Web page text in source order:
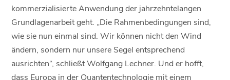
kommerzialisierte Anwendung der jahrzehntelangen
Grundlagenarbeit geht. „Die Rahmenbedingungen sind,
wie sie nun einmal sind. Wir können nicht den Wind
ändern, sondern nur unsere Segel entsprechend
ausrichten“, schließt Wolfgang Lechner. Und er hofft,
dass Europa in der Quantentechnologie mit einem